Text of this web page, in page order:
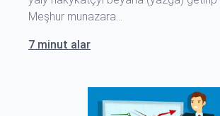
Meşhur munazara…
7 minut alar